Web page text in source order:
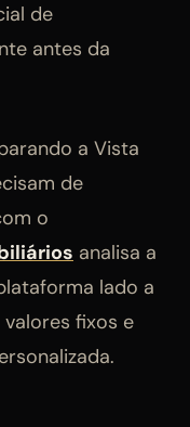
de
antes da
a Vista
de
o
analisa a
lado a
fixos e